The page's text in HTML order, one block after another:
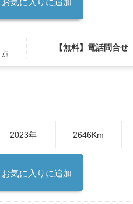
お気に入りに追加
点
【無料】電話問合せ
2023年 2646Km
お気に入りに追加